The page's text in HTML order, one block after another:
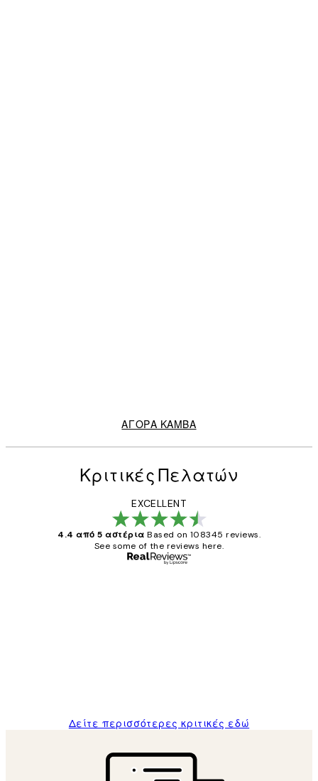
ΑΓΟΡΑ ΚΑΜΒΑ
Κριτικές Πελατών
EXCELLENT
4.4 από 5 αστέρια Based on 108345 reviews.
See some of the reviews here.
Δείτε περισσότερες κριτικές εδώ